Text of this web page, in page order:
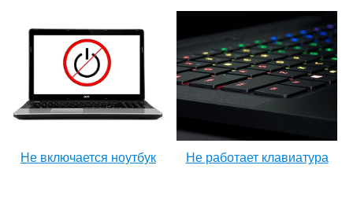
Не включается ноутбук Не работает клавиатура